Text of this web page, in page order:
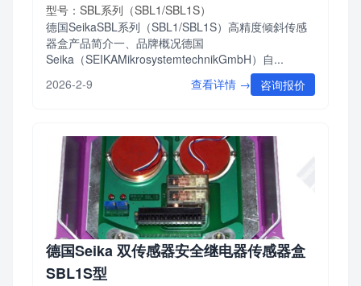
型号：SBL系列（SBL1/SBL1S）
德国SeikaSBL系列（SBL1/SBL1S）高精度倾斜传感
器盒产品简介一、品牌概况德国
Seika（SEIKAMikrosystemtechnikGmbH）自...
2026-2-9
查看详情 → 咨询报价
德国Seika 双传感器安全继电器传感器盒
SBL1S型